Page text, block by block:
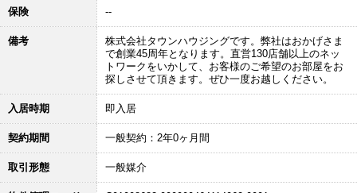
保険 --
備考
株式会社タウンハウジングです。弊社はおかげさま
で創業45周年となります。直営130店舗以上のネッ
トワークをいかして、お客様のご希望のお部屋をお
探しさせて頂きます。ぜひ一度お越しください。
入居時期 即入居
契約期間 一般契約：2年0ヶ月間
取引形態 一般媒介